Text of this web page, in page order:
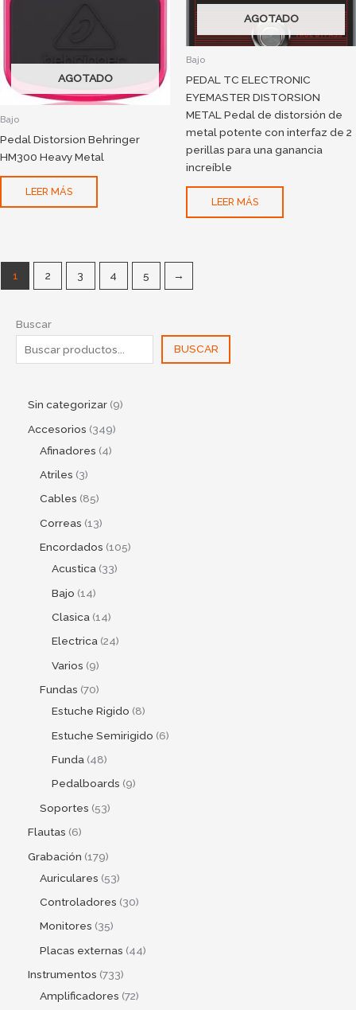
Buscar
BUSCAR
Sin categorizar 9
Accesorios 349
Afinadores 4
Atriles 3
Cables 85
Correas 13
Encordados 105
Acustica 33
Bajo 14
Clasica 14
Electrica 24
Varios 9
Fundas 70
Estuche Rigido 8
Estuche Semirigido 6
Funda 48
Pedalboards 9
Soportes 53
Flautas 6
Grabación 179
Auriculares 53
Controladores 30
Monitores 35
Placas externas 44
Instrumentos 733
Amplificadores 72
AGOTADO
Bajo
Pedal Distorsion Behringer
HM300 Heavy Metal
LEER MÁS
AGOTADO
Bajo
PEDAL TC ELECTRONIC
EYEMASTER DISTORSION
METAL Pedal de distorsión de
metal potente con interfaz de 2
perillas para una ganancia
increíble
LEER MÁS
1 2 3 4 5 →